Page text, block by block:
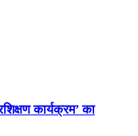
कार्यक्रम’ का